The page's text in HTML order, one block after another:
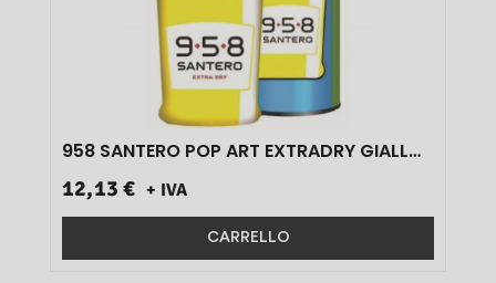
958 SANTERO POP ART EXTRADRY GIALLO
12,13 € + IVA
CARRELLO